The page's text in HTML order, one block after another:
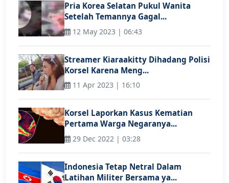
Pria Korea Selatan Pukul Wanita
Setelah Temannya Gagal...
12 May 2023 | 06:43
Streamer Kiaraakitty Dihadang Polisi
Korsel Karena Meng...
11 Apr 2023 | 16:10
Korsel Laporkan Kasus Kematian
Pertama Warga Negaranya...
29 Dec 2022 | 03:28
Indonesia Tetap Netral Dalam
Latihan Militer Bersama ya...